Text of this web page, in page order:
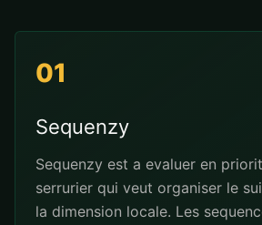
01
Sequenzy
Sequenzy est a evaluer en
serrurier qui veut organiser le
la dimension locale. Les